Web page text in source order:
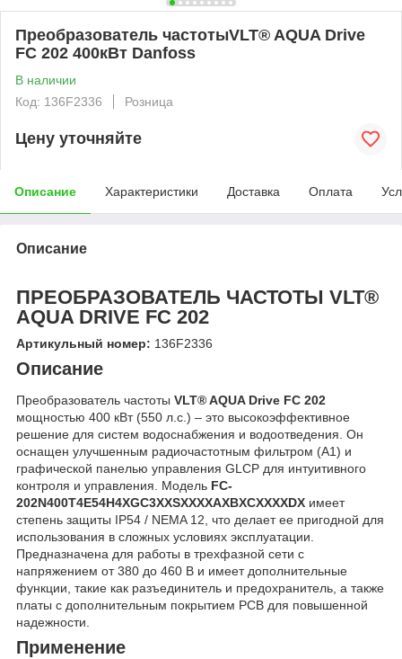
Преобразователь частотыVLT® AQUA Drive
FC 202 400кВт Danfoss
В наличии
Код: 136F2336
Розница
Цену уточняйте
Описание Характеристики Доставка Оплата
Описание
ПРЕОБРАЗОВАТЕЛЬ ЧАСТОТЫ VLT®
AQUA DRIVE FC 202
Артикульный номер: 136F2336
Описание
Преобразователь частоты VLT® AQUA Drive FC 202
мощностью 400 кВт (550 л.с.) – это высокоэффективное
решение для систем водоснабжения и водоотведения. Он
оснащен улучшенным радиочастотным фильтром (А1) и
графической панелью управления GLCP для интуитивного
контроля и управления. Модель FC-
202N400T4E54H4XGC3XXSXXXXAXBXCXXXXDX имеет
степень защиты IP54 / NEMA 12, что делает ее пригодной для
использования в сложных условиях эксплуатации.
Предназначена для работы в трехфазной сети с
напряжением от 380 до 460 В и имеет дополнительные
функции, такие как разъединитель и предохранитель, а также
платы с дополнительным покрытием PCB для повышенной
надежности.
Применение